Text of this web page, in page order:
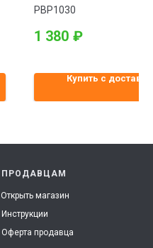
PBP1030
1 380 ₽
Купить с
ПРОДАВЦАМ
Оферта продавца
Инструкции
Открыть магазин